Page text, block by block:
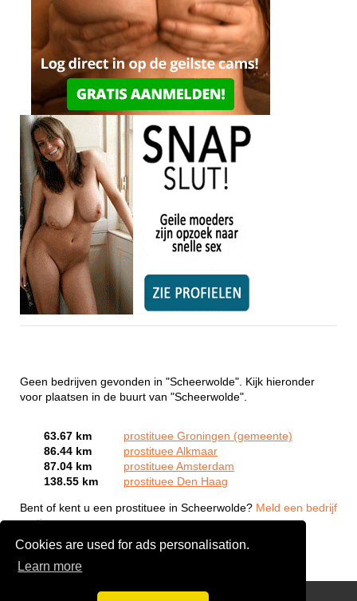
Cookies are used for ads personalisation.
Learn more
Geen bedrijven gevonden in "Scheerwolde". Kijk hieronder
voor plaatsen in de buurt van "Scheerwolde".
63.67 km
prostituee Groningen (gemeente)
86.44 km
prostituee Alkmaar
87.04 km
prostituee Amsterdam
138.55 km
prostituee Den Haag
Bent of kent u een prostituee in Scheerwolde? Meld een bedrijf
gratis aan